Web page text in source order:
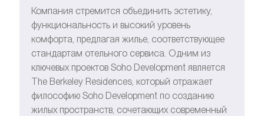
Компания стремится объединить эстетику,
функциональность и высокий уровень
комфорта, предлагая жилье, соответствующее
стандартам отельного сервиса. Одним из
ключевых проектов Soho Development является
The Berkeley Residences, который отражает
философию Soho Development по созданию
жилых пространств, сочетающих современный